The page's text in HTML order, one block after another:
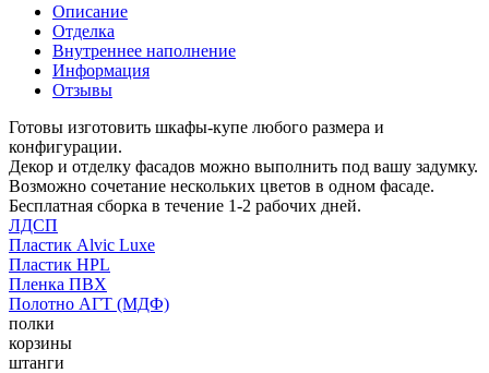
Описание
Отделка
Внутреннее наполнение
Информация
Отзывы
Готовы изготовить шкафы-купе любого размера и
конфигурации.
Декор и отделку фасадов можно выполнить под вашу задумку.
Возможно сочетание нескольких цветов в одном фасаде.
Бесплатная сборка в течение 1-2 рабочих дней.
ЛДСП
Пластик Alvic Luxe
Пластик HPL
Пленка ПВХ
Полотно АГТ (МДФ)
полки
корзины
штанги